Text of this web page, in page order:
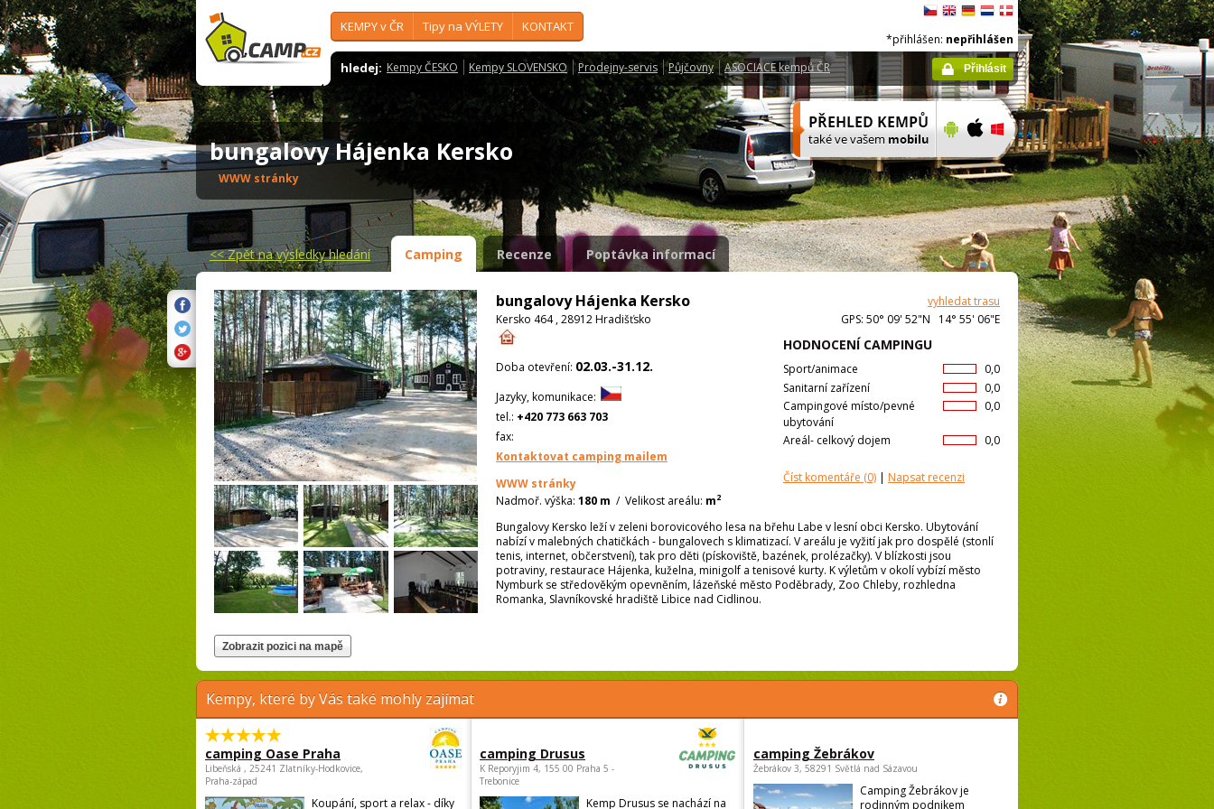
KEMPY v ČR Tipy na VÝLETY KONTAKT
hledej: Kempy ČESKO Kempy SLOVENSKO Prodejny-servis Půjčovny ASOCIACE kempů ČR
*přihlášen: nepřihlášen
Přihlásit
bungalovy Hájenka Kersko
WWW stránky
<<Zpět na výsledky hledání Camping Recenze Poptávka informací
bungalovy Hájenka Kersko
vyhledat trasu
Kersko 464 , 28912 Hradišťsko
GPS: 50° 09' 52"N 14° 55' 06"E
HODNOCENÍ CAMPINGU
0,0
Sport/animace
0,0
Sanitarní zařízení
0,0
Campingové místo/pevné
ubytování
0,0
Areál- celkový dojem
Číst komentáře (0) | Napsat recenzi
Doba otevření: 02.03.-31.12.
Jazyky, komunikace:
tel.: +420 773 663 703
fax:
Kontaktovat camping mailem
WWW stránky
Nadmoř. výška: 180 m / Velikost areálu: m2
Bungalovy Kersko leží v zeleni borovicového lesa na břehu Labe v lesní obci Kersko. Ubytování
nabízí v malebných chatičkách - bungalovech s klimatizací. V areálu je vyžití jak pro dospělé (stonlí
tenis, internet, občerstvení), tak pro děti (pískoviště, bazének, prolézačky). V blízkosti jsou
potraviny, restaurace Hájenka, kuželna, minigolf a tenisové kurty. K výletům v okolí vybízí město
Nymburk se středověkým opevněním, lázeňské město Poděbrady, Zoo Chleby, rozhledna
Romanka, Slavníkovské hradiště Libice nad Cidlinou.
Kempy, které by Vás také mohly zajímat
camping Oase Praha
Libeňská , 25241 Zlatníky-Hodkovice,
Praha-západ
Koupání, sport a relax - díky
camping Drusus
K Reporyjim 4, 155 00 Praha 5 -
Trebonice
Kemp Drusus se nachází na
camping Žebrákov
Žebrákov 3, 58291 Světlá nad Sázavou
Camping Žebrákov je
rodinným podnikem